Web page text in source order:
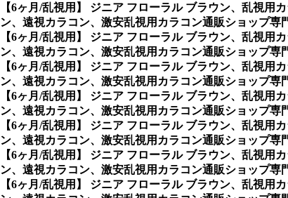
【6ヶ月/乱視用】 ジニア フローラル ブラウン、乱視
ン、遠視カラコン、激安乱視用カラコン通販ショップ専
【6ヶ月/乱視用】 ジニア フローラル ブラウン、乱視
ン、遠視カラコン、激安乱視用カラコン通販ショップ専
【6ヶ月/乱視用】 ジニア フローラル ブラウン、乱視
ン、遠視カラコン、激安乱視用カラコン通販ショップ専
【6ヶ月/乱視用】 ジニア フローラル ブラウン、乱視
ン、遠視カラコン、激安乱視用カラコン通販ショップ専
【6ヶ月/乱視用】 ジニア フローラル ブラウン、乱視
ン、遠視カラコン、激安乱視用カラコン通販ショップ専
【6ヶ月/乱視用】 ジニア フローラル ブラウン、乱視
ン、遠視カラコン、激安乱視用カラコン通販ショップ専
【6ヶ月/乱視用】 ジニア フローラル ブラウン、乱視